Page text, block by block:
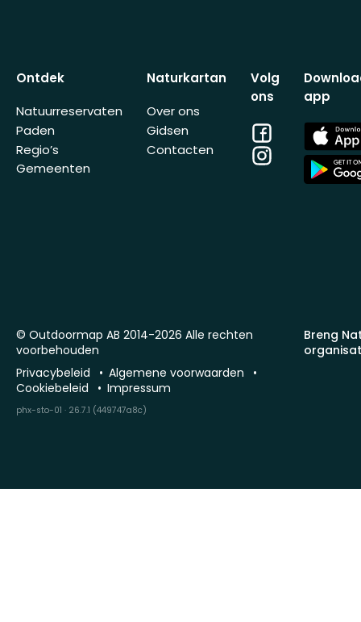
Ontdek
Natuurreservaten
Paden
Regio’s
Gemeenten
Naturkartan
Over ons
Gidsen
Contacten
Volg
ons
Facebook
Instagram
app
App
Store
App
Store
Breng
© Outdoormap AB 2014-2026 Alle rechten
voorbehouden
Privacybeleid
Algemene voorwaarden
Cookiebeleid
Impressum
phx-sto-01 · 26.7.1 (449747a8c)